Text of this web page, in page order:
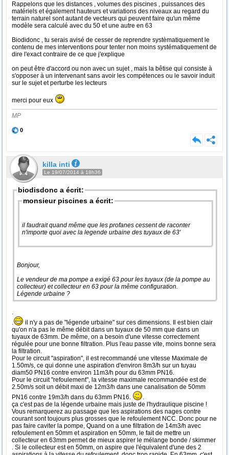
Rappelons que les distances , volumes des piscines , puissances des
matériels et également hauteurs et variations des niveaux au regard du
terrain naturel sont autant de vecteurs qui peuvent faire qu'un même
modèle sera calculé avec du 50 et une autre en 63
Biodidonc , tu serais avisé de cesser de reprendre systèmatiquement le
contenu de mes interventions pour tenter non moins systématiquement de
dire l'exact contraire de ce que j'explique
on peut être d'accord ou non avec un sujet , mais la bêtise qui consiste à
s'opposer à un intervenant sans avoir les compétences ou le savoir induit
sur le sujet et perturbe les lecteurs
merci pour eux
MP
0
killa inti
Le 19/07/2014 à 18h36
biodisdonc a écrit:
monsieur piscines a écrit:
il faudrait quand même que les profanes cessent de raconter
n'importe quoi avec la legende urbaine des tuyaux de 63'
Bonjour,
Le vendeur de ma pompe a exigé 63 pour les tuyaux (de la pompe au
collecteur) et collecteur en 63 pour la même configuration.
Légende urbaine ?
.
.
il n'y a pas de "légende urbaine" sur ces dimensions. Il est bien clair
qu'on n'a pas le même débit dans un tuyaux de 50 mm que dans un
tuyaux de 63mm. De même, on a besoin d'une vitesse correctement
régulée pour une bonne filtration. Plus l'eau passe vite, moins bonne sera
la filtration.
Pour le circuit "aspiration", il est recommandé une vitesse Maximale de
1.50m/s, ce qui donne une aspiration d'environ 8m3/h sur un tuyau
diam50 PN16 contre environ 11m3/h pour du 63mm PN16.
Pour le circuit "refoulement", la vitesse maximale recommandée est de
2.50m/s soit un débit maxi de 12m3/h dans une canalisation de 50mm
PN16 contre 19m3/h dans du 63mm PN16.
.
ça c'est pas de la légende urbaine mais juste de l'hydraulique piscine !
Vous remarquerez au passage que les aspirations des nages contre
courant sont toujours plus grosses que le refoulement NCC. Donc pour ne
pas faire caviter la pompe, Quand on a une filtration de 14m3/h avec
refoulement en 50mm et aspiration en 50mm, le fait de mettre un
collecteur en 63mm permet de mieux aspirer le mélange bonde / skimmer
. Si le collecteur est en 50mm, on aspire que l'équivalent d'une des 2